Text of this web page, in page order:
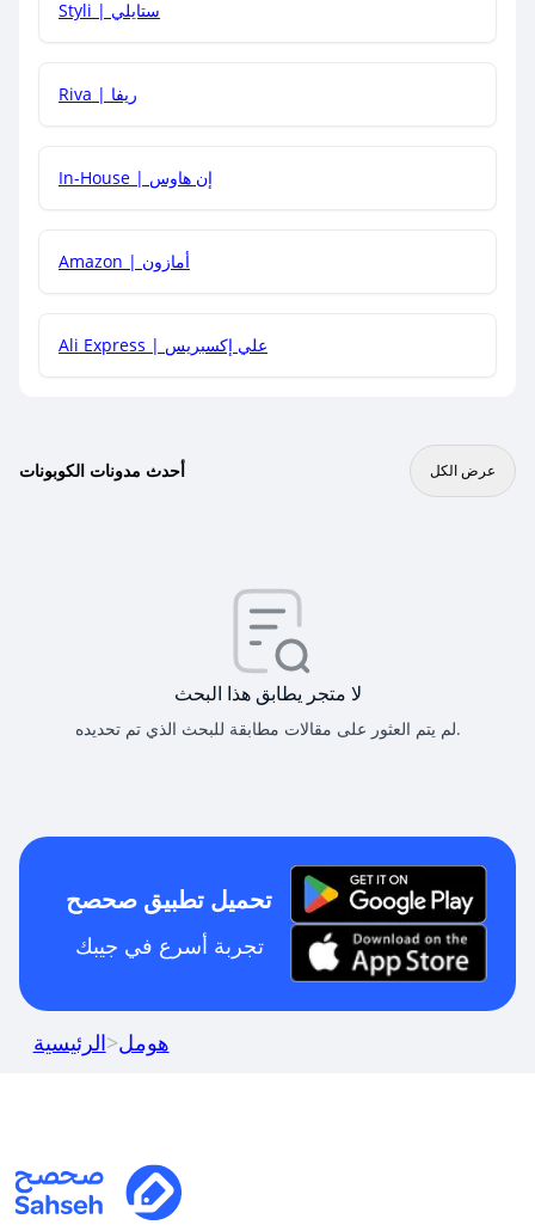
هل يمكنني جمع كود خصم مع العروض الأخرى؟
Styli | ستايلي
Riva | ريفا
In-House | إن هاوس
Amazon | أمازون
Ali Express | علي إكسبريس
أحدث مدونات الكوبونات عرض الكل
لا متجر يطابق هذا البحث
لم يتم العثور على مقالات مطابقة للبحث الذي تم تحديده.
تحميل تطبيق صحصح
تجربة أسرع في جيبك
الرئيسية>هومل